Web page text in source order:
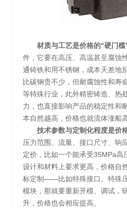
材质与工艺是价格的“硬门槛
件，它要在高压、高温甚至腐蚀
通铸铁和用不锈钢，成本天差地
比碳钢贵不少，但耐腐蚀性和寿
等特殊行业，此外精密铸造、热
力，也直接影响产品的稳定性和
本自然越高，价格也就流体涨船高
技术参数与定制化程度是价
压力范围、流量、接口尺寸、响
定价，比如一个能承受35MPa高
设计和材料上要求更高，价格自
标定制——比如特殊接口、特殊
模块，那就要重新开模、调试，
升，价格也会相应提高。